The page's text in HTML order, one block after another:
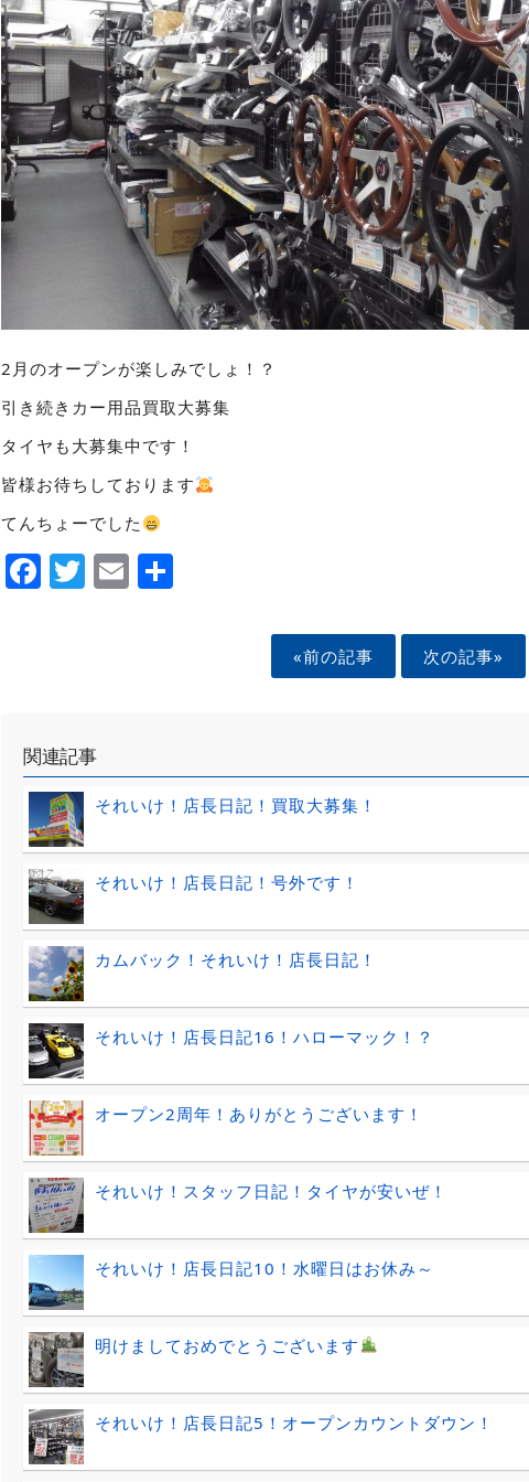
2月のオープンが楽しみでしょ！？
引き続きカー用品買取大募集
タイヤも大募集中です！
皆様お待ちしております
てんちょーでした
Facebook
Twitter
Email
«前の記事 次の記事»
関連記事
それいけ！店長日記！買取大募集！
それいけ！店長日記！号外です！
カムバック！それいけ！店長日記！
それいけ！店長日記16！ハローマック！？
オープン2周年！ありがとうございます！
それいけ！スタッフ日記！タイヤが安いぜ！
それいけ！店長日記10！水曜日はお休み～
明けましておめでとうございます
それいけ！店長日記5！オープンカウントダウン！